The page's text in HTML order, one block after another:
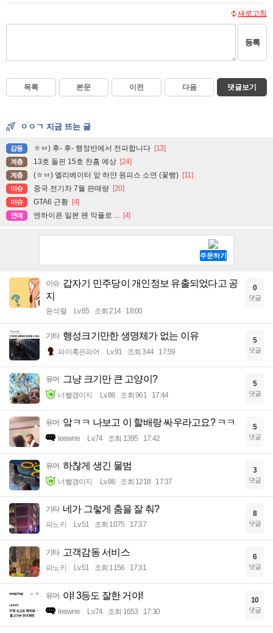
새로고침
등록
목록 본문 이전 다음 댓글보기
ㅇㅇㄱ 지금 뜨는 글
감동 ㅎㅂ) 후- 후- 행정반에서 전파합니다 [13]
계층 13호 돌핀 15호 찬홈 예상 [24]
계층 (ㅎㅂ) 엘리베이터 앞 하얀 원피스 소연 (꽃빵) [11]
이슈 중국 전기차 7월 판매량 [20]
이슈 GTA6 근황 [4]
연예 엔하이픈 일본 팬 악플로 ... [4]
이슈 갑자기 민주당이 개인정보 유출되었다고 공
지
윤석렬 Lv.65 조회 214 18:00
0
댓글
기타 행성크기만한 생명체가 없는 이유
파이혹은파어 Lv.91 조회 344 17:59
5
댓글
유머 그냥 크기만 큰 고양이?
너빨갱이지 Lv.86 조회 961 17:44
5
댓글
유머 앜ㅋㅋ 나보고 이 할배랑 싸우라고요? ㅋㅋ
Ieewrre Lv.74 조회 1395 17:42
5
댓글
유머 하찮게 생긴 물범
너빨갱이지 Lv.86 조회 1218 17:37
3
댓글
기타 네가 그렇게 춤을 잘 춰?
파노키 Lv.51 조회 1075 17:37
8
댓글
기타 고객감동 서비스
파노키 Lv.51 조회 1156 17:31
6
댓글
유머 야! 3등도 잘한 거야!
Ieewrre Lv.74 조회 1653 17:30
10
댓글